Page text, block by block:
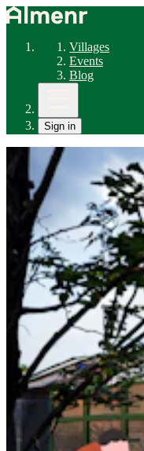
Villages
Events
Blog
Sign in